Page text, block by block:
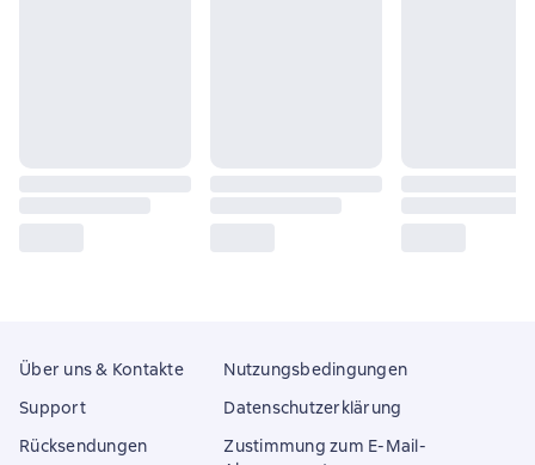
Über uns & Kontakte
Support
Rücksendungen
Nutzungsbedingungen
Datenschutzerklärung
Zustimmung zum E-Mail-